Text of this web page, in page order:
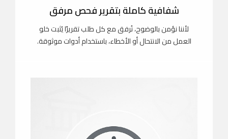
شفافية كاملة بتقرير فحص مرفق
لأننا نؤمن بالوضوح، نُرفق مع كل طلب تقريرًا يُثبت خلو
العمل من الانتحال أو الأخطاء، باستخدام أدوات موثوقة.